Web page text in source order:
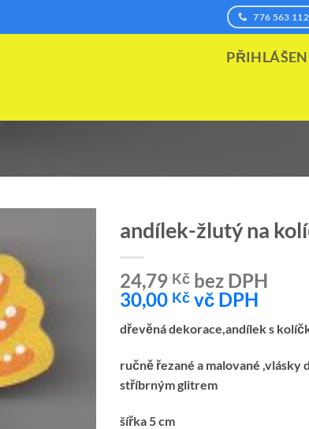
776 563 112
andílek-žlutý na
24,79 Kčbez DPH
30,00 Kčvč DPH
dřevěná dekorace,andílek s
ručně řezané a malované ,vlásky
stříbrným glitrem
šířka 5 cm